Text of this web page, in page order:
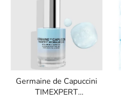
Germaine de Capuccini
TIMEXPERT